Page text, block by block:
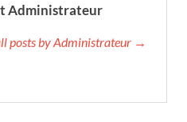
Administrateur
posts by Administrateur →